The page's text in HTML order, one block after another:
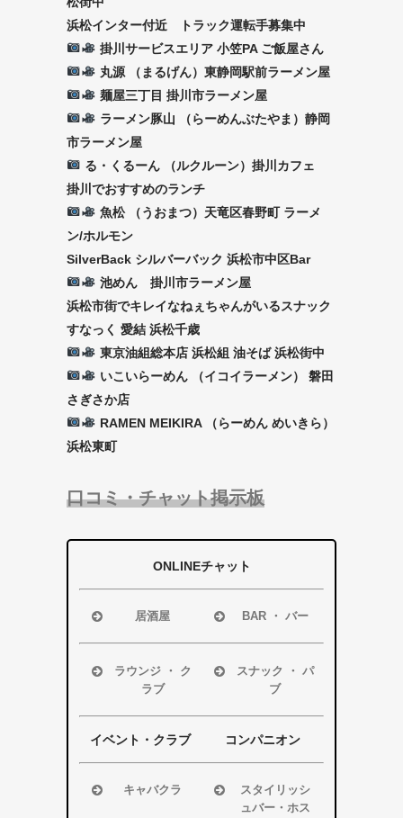
浜松インター付近 トラック運転手募集中
掛川サービスエリア 小笠PA ご飯屋さん
丸源 （まるげん）東静岡駅前ラーメン屋
麺屋三丁目 掛川市ラーメン屋
ラーメン豚山 （らーめんぶたやま）静岡
市ラーメン屋
る・くるーん （ルクルーン）掛川カフェ
掛川でおすすめのランチ
魚松 （うおまつ）天竜区春野町 ラーメ
ン/ホルモン
SilverBack シルバーバック 浜松市中区Bar
池めん 掛川市ラーメン屋
浜松市街でキレイなねぇちゃんがいるスナック
すなっく 愛結 浜松千歳
東京油組総本店 浜松組 油そば 浜松街中
いこいらーめん （イコイラーメン） 磐田
さぎさか店
RAMEN MEIKIRA （らーめん めいきら）
浜松東町
口コミ・チャット掲示板
ONLINEチャット
居酒屋
浜松市
磐田市
袋井市
掛川市
その他エリア
BAR ・ バー
浜松市
磐田市
袋井市
掛川市
その他エリア
ラウンジ ・ ク
ラブ
浜松市
磐田市
袋井市
掛川市
スナック ・ パ
ブ
浜松市
磐田市
袋井市
掛川市
その他エリア
イベント・クラブ コンパニオン
キャバクラ
スタイリッシ
ュバー・ホス